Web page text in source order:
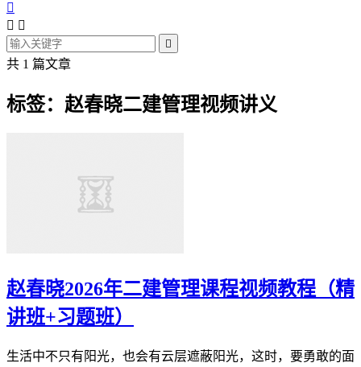

 

共 1 篇文章
标签：赵春晓二建管理视频讲义
赵春晓2026年二建管理课程视频教程（精
讲班+习题班）
生活中不只有阳光，也会有云层遮蔽阳光，这时，要勇敢的面